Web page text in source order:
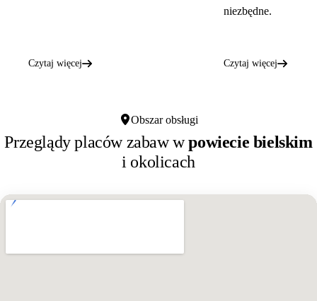
Czytaj więcej
niezbędne.
Czytaj więcej
Obszar obsługi
Przeglądy placów zabaw wpowiecie bielskim
i okolicach